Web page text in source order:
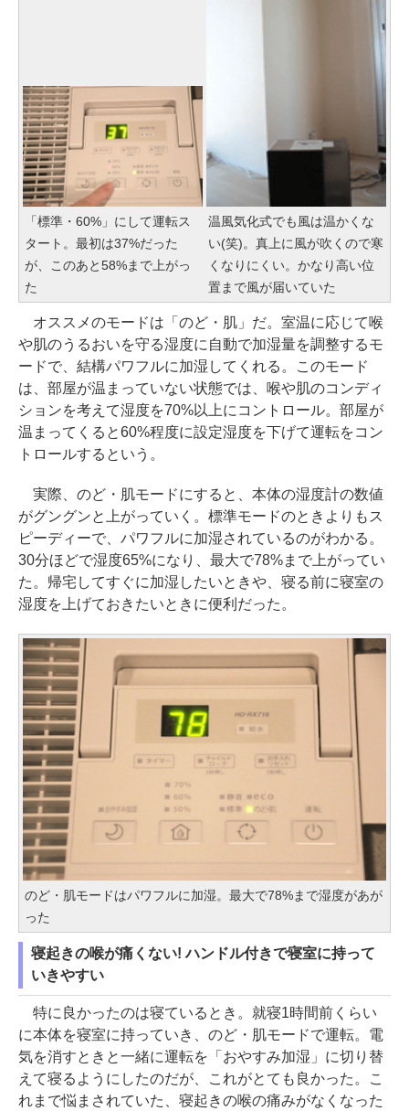
「標準・60%」にして運転ス
タート。最初は37%だった
が、このあと58%まで上がっ
た
温風気化式でも風は温かくな
い(笑)。真上に風が吹くので寒
くなりにくい。かなり高い位
置まで風が届いていた
オススメのモードは「のど・肌」だ。室温に応じて喉
や肌のうるおいを守る湿度に自動で加湿量を調整するモ
ードで、結構パワフルに加湿してくれる。このモード
は、部屋が温まっていない状態では、喉や肌のコンディ
ションを考えて湿度を70%以上にコントロール。部屋が
温まってくると60%程度に設定湿度を下げて運転をコン
トロールするという。
実際、のど・肌モードにすると、本体の湿度計の数値
がグングンと上がっていく。標準モードのときよりもス
ピーディーで、パワフルに加湿されているのがわかる。
30分ほどで湿度65%になり、最大で78%まで上がってい
た。帰宅してすぐに加湿したいときや、寝る前に寝室の
湿度を上げておきたいときに便利だった。
のど・肌モードはパワフルに加湿。最大で78%まで湿度があが
った
寝起きの喉が痛くない! ハンドル付きで寝室に持って
いきやすい
特に良かったのは寝ているとき。就寝1時間前くらい
に本体を寝室に持っていき、のど・肌モードで運転。電
気を消すときと一緒に運転を「おやすみ加湿」に切り替
えて寝るようにしたのだが、これがとても良かった。こ
れまで悩まされていた、寝起きの喉の痛みがなくなった